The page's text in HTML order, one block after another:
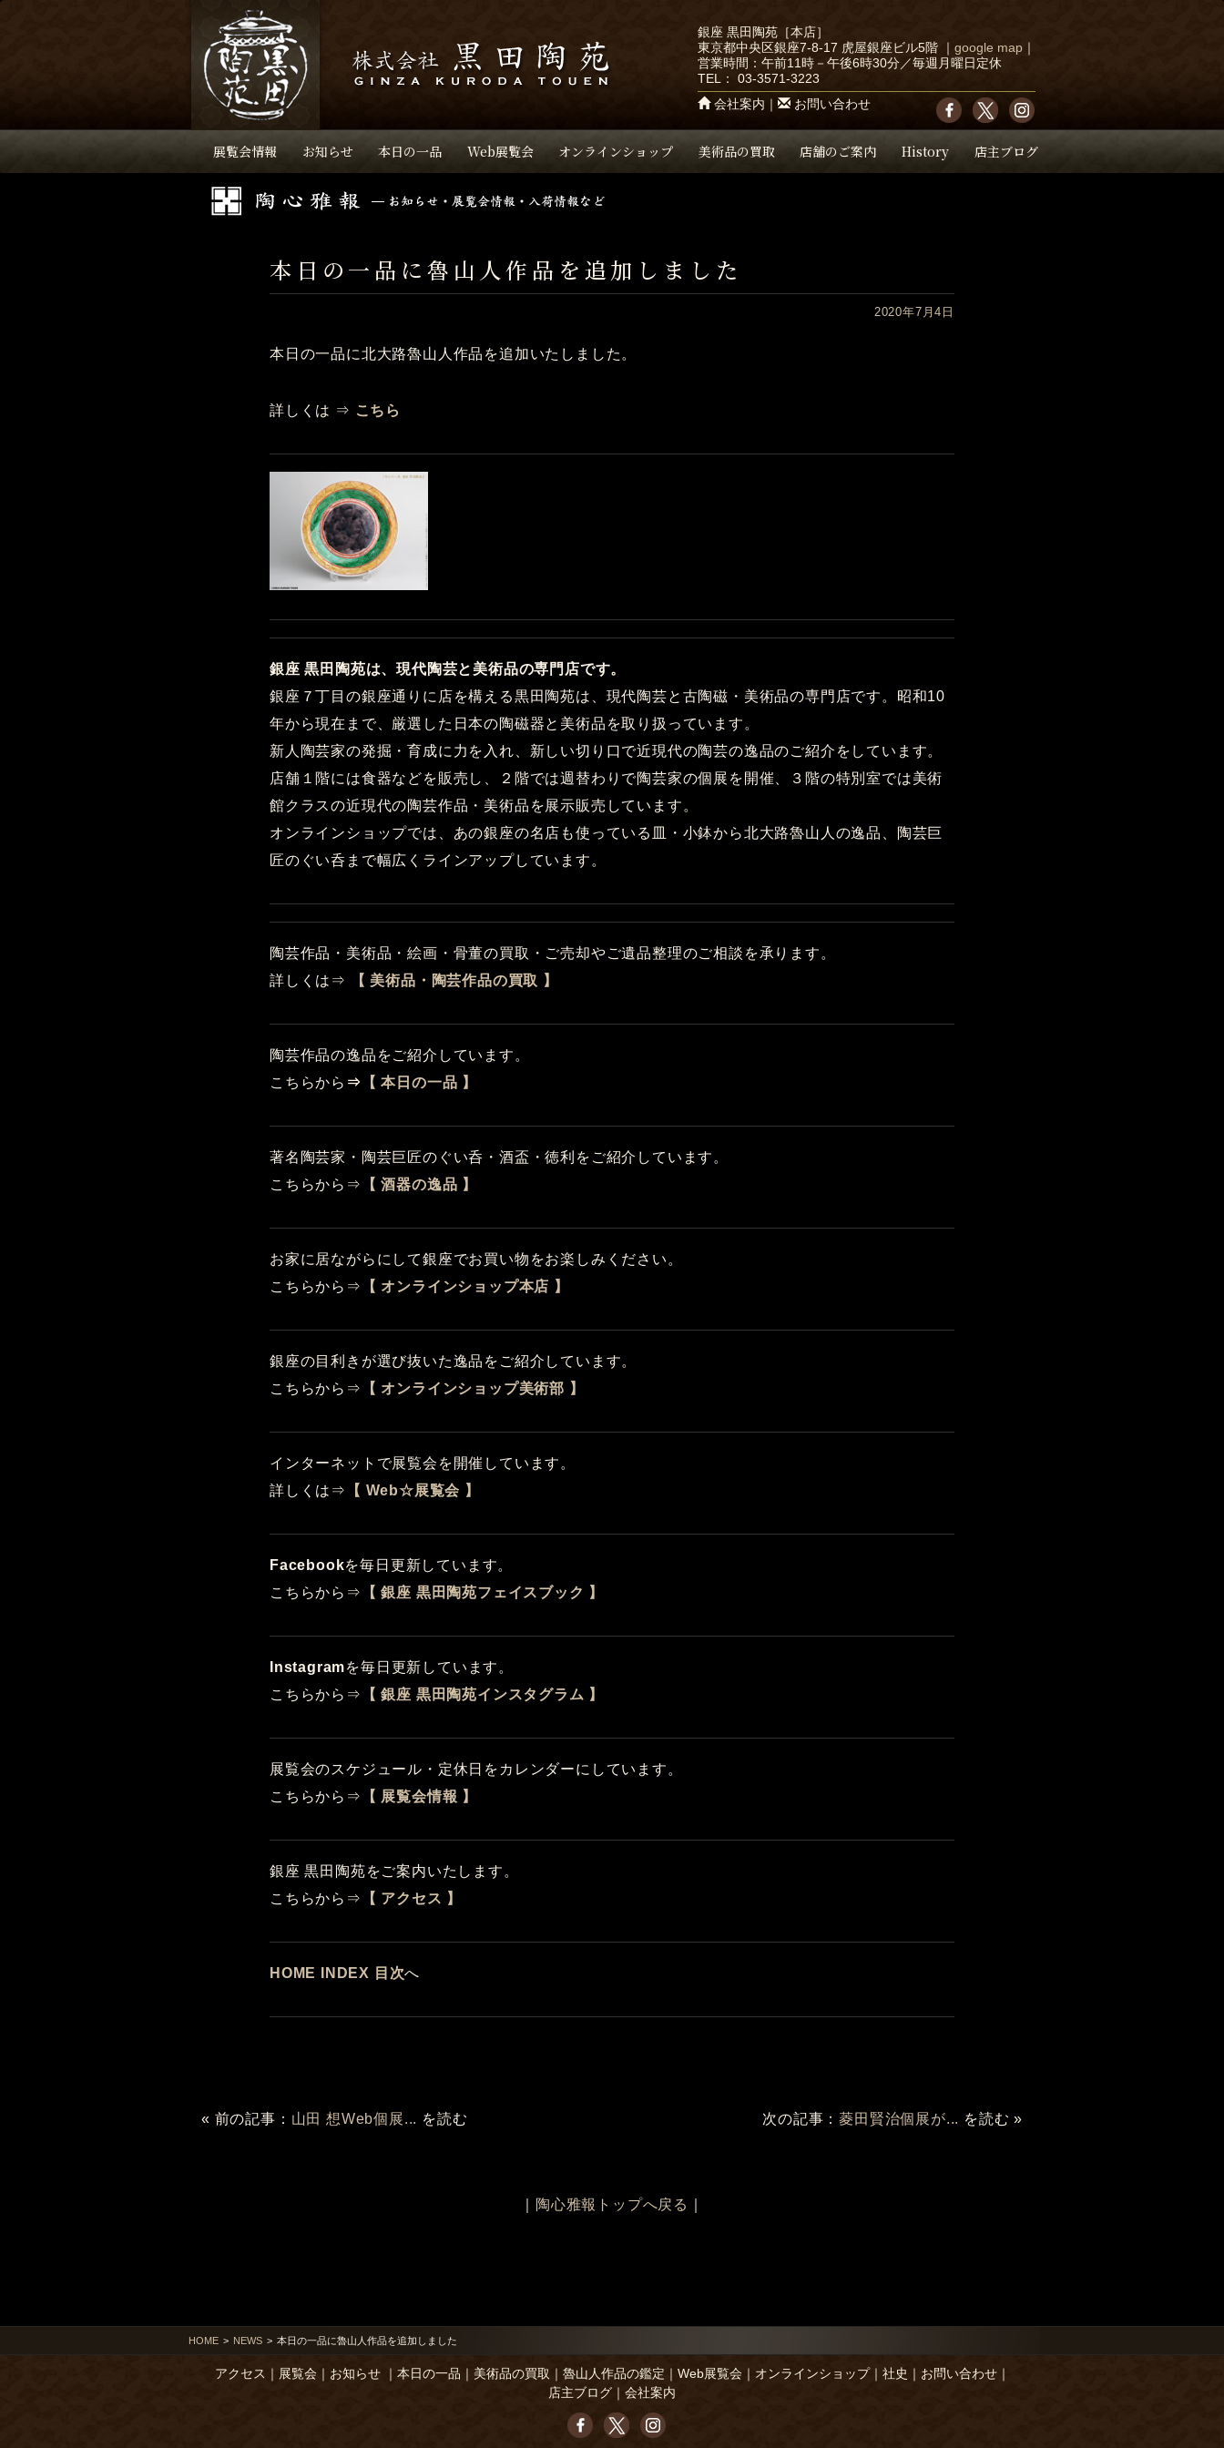
展覧会情報 お知らせ 本日の一品 Web展覧会 オンラインショップ 美術品の買取 店舗のご案内 History 店主ブログ
銀座 黒田陶苑［本店］
東京都中央区銀座7-8-17 虎屋銀座ビル5階
google map
営業時間：午前11時－午後6時30分／毎週月曜日定休
TEL： 03-3571-3223
会社案内
お問い合わせ
本日の一品に魯山人作品を追加しました
2020年7月4日
本日の一品に北大路魯山人作品を追加いたしました。
詳しくは ⇒ こちら
銀座 黒田陶苑は、現代陶芸と美術品の専門店です。
銀座７丁目の銀座通りに店を構える黒田陶苑は、現代陶芸と古陶磁・美術品の専門店です。昭和10
年から現在まで、厳選した日本の陶磁器と美術品を取り扱っています。
新人陶芸家の発掘・育成に力を入れ、新しい切り口で近現代の陶芸の逸品のご紹介をしています。
店舗１階には食器などを販売し、２階では週替わりで陶芸家の個展を開催、３階の特別室では美術
館クラスの近現代の陶芸作品・美術品を展示販売しています。
オンラインショップでは、あの銀座の名店も使っている皿・小鉢から北大路魯山人の逸品、陶芸巨
匠のぐい呑まで幅広くラインアップしています。
陶芸作品・美術品・絵画・骨董の買取・ご売却やご遺品整理のご相談を承ります。
詳しくは⇒
【 美術品・陶芸作品の買取 】
陶芸作品の逸品をご紹介しています。
こちらから ⇒ 【 本日の一品 】
著名陶芸家・陶芸巨匠のぐい呑・酒盃・徳利をご紹介しています。
こちらから⇒
【 酒器の逸品 】
お家に居ながらにして銀座でお買い物をお楽しみください。
こちらから⇒
【 オンラインショップ本店 】
銀座の目利きが選び抜いた逸品をご紹介しています。
こちらから⇒
【 オンラインショップ美術部 】
インターネットで展覧会を開催しています。
詳しくは⇒
【 Web☆展覧会 】
Facebookを毎日更新しています。
こちらから⇒
【 銀座 黒田陶苑フェイスブック 】
Instagramを毎日更新しています。
こちらから⇒
【 銀座 黒田陶苑インスタグラム 】
展覧会のスケジュール・定休日をカレンダーにしています。
こちらから⇒
【 展覧会情報 】
銀座 黒田陶苑をご案内いたします。
こちらから⇒
【 アクセス 】
HOME INDEX 目次へ
« 前の記事： 山田 想Web個展... を読む 次の記事：菱田賢治個展が... を読む »
陶心雅報トップへ戻る
HOME > NEWS > 本日の一品に魯山人作品を追加しました
アクセス 展覧会｜ お知らせ｜ 本日の一品 美術品の買取 魯山人作品の鑑定 Web展覧会 オンラインショップ｜ 社史 お問い合わせ｜
店主ブログ
会社案内